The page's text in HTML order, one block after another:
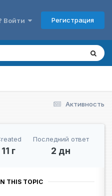
Войти Регистрация
Активность
11 г
Последний ответ
2 дн
THIS TOPIC